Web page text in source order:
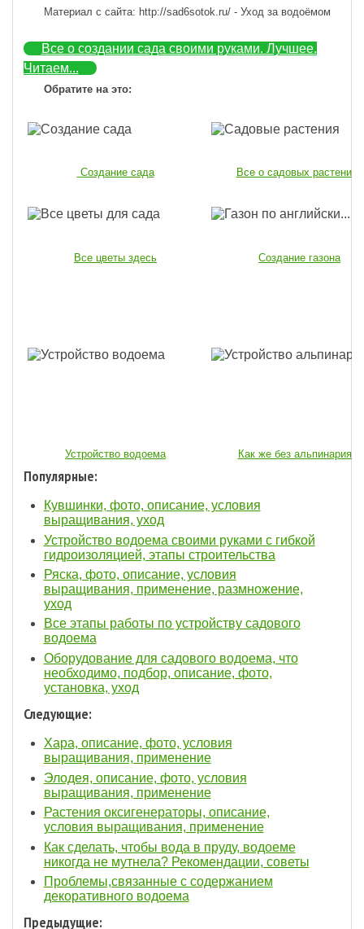
Материал с сайта: http://sad6sotok.ru/ - Уход за водоёмом
Все о создании сада своими руками. Лучшее.
Читаем...
Обратите на это:
Создание сада Все о садовых растениях
Все цветы здесь Создание газона
Устройство водоема Как же без альпинария...
Популярные:
Кувшинки, фото, описание, условия
выращивания, уход
Устройство водоема своими руками с гибкой
гидроизоляцией, этапы строительства
Ряска, фото, описание, условия
выращивания, применение, размножение,
уход
Все этапы работы по устройству садового
водоема
Оборудование для садового водоема, что
необходимо, подбор, описание, фото,
установка, уход
Следующие:
Хара, описание, фото, условия
выращивания, применение
Элодея, описание, фото, условия
выращивания, применение
Растения оксигенераторы, описание,
условия выращивания, применение
Как сделать, чтобы вода в пруду, водоеме
никогда не мутнела? Рекомендации, советы
Проблемы,связанные с содержанием
декоративного водоема
Предыдущие: